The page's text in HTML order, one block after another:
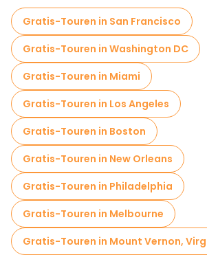
Kostenlose Nachtwanderungen in
Fahrradtouren in San Diego
Food-Touren in San Diego
Gratis-Touren in San Francisco
Gratis-Touren in Washington DC
Gratis-Touren in Miami
Gratis-Touren in Los Angeles
Gratis-Touren in Boston
Gratis-Touren in New Orleans
Gratis-Touren in Philadelphia
Gratis-Touren in Melbourne
Gratis-Touren in Mount Vernon,